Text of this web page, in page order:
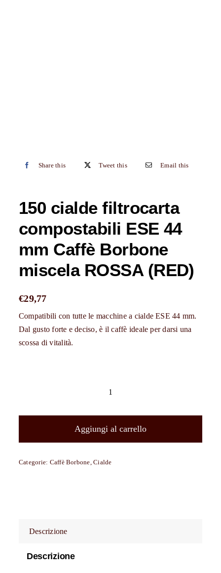
Share this Tweet this Email this
150 cialde filtrocarta
compostabili ESE 44
mm Caffè Borbone
miscela ROSSA (RED)
€29,77
Compatibili con tutte le macchine a cialde ESE 44 mm.
Dal gusto forte e deciso, è il caffè ideale per darsi una
scossa di vitalità.
filtrocarta
44
Aggiungi al carrello
Categorie: Caffè Borbone ,Cialde
Descrizione
Descrizione